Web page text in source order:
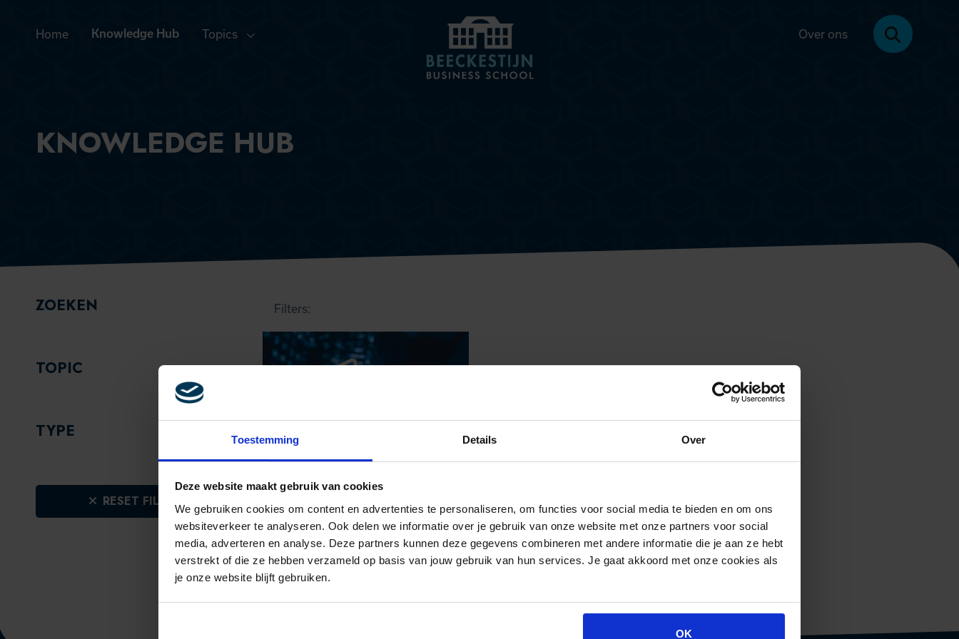
Toestemming Details Over
Deze website maakt gebruik van cookies
We gebruiken cookies om content en advertenties te personaliseren, om functies voor social media te bieden en om ons
websiteverkeer te analyseren. Ook delen we informatie over je gebruik van onze website met onze partners voor social
media, adverteren en analyse. Deze partners kunnen deze gegevens combineren met andere informatie die je aan ze hebt
verstrekt of die ze hebben verzameld op basis van jouw gebruik van hun services. Je gaat akkoord met onze cookies als
je onze website blijft gebruiken.
OK
Home Knowledge Hub Topics Over ons
KNOWLEDGE HUB
FILTERS
ZOEKEN
TOPIC
TYPE
RESET FILTERS
Filters:
CUSTOMER EXPERIENCE
MAAK JE ORGANISATIE
CX-KLAAR